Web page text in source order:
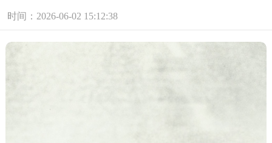
时间：2026-06-02 15:12:38